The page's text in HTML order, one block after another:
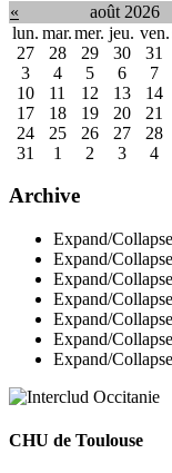
« août 2026
lun. mar.mer. jeu. ven.
27
28 29 30 31
3
4 5 6 7
10
11 12 13 14
17
18 19 20 21
24
25 26 27 28
31
1 2 3 4
Archive
Expand/Collapse
Expand/Collapse
Expand/Collapse
Expand/Collapse
Expand/Collapse
Expand/Collapse
Expand/Collapse
CHU de Toulouse